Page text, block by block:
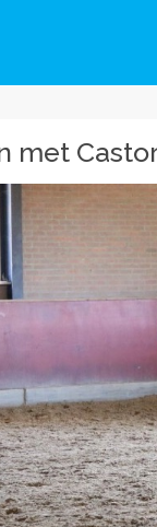
met